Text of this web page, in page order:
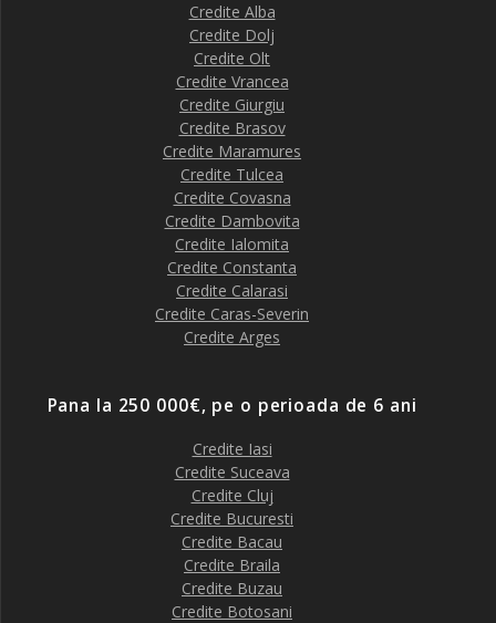
Credite Alba
Credite Dolj
Credite Olt
Credite Vrancea
Credite Giurgiu
Credite Brasov
Credite Maramures
Credite Tulcea
Credite Covasna
Credite Dambovita
Credite Ialomita
Credite Constanta
Credite Calarasi
Credite Caras-Severin
Credite Arges
Pana la 250 000€, pe o perioada de 6 ani
Credite Iasi
Credite Suceava
Credite Cluj
Credite Bucuresti
Credite Bacau
Credite Braila
Credite Buzau
Credite Botosani